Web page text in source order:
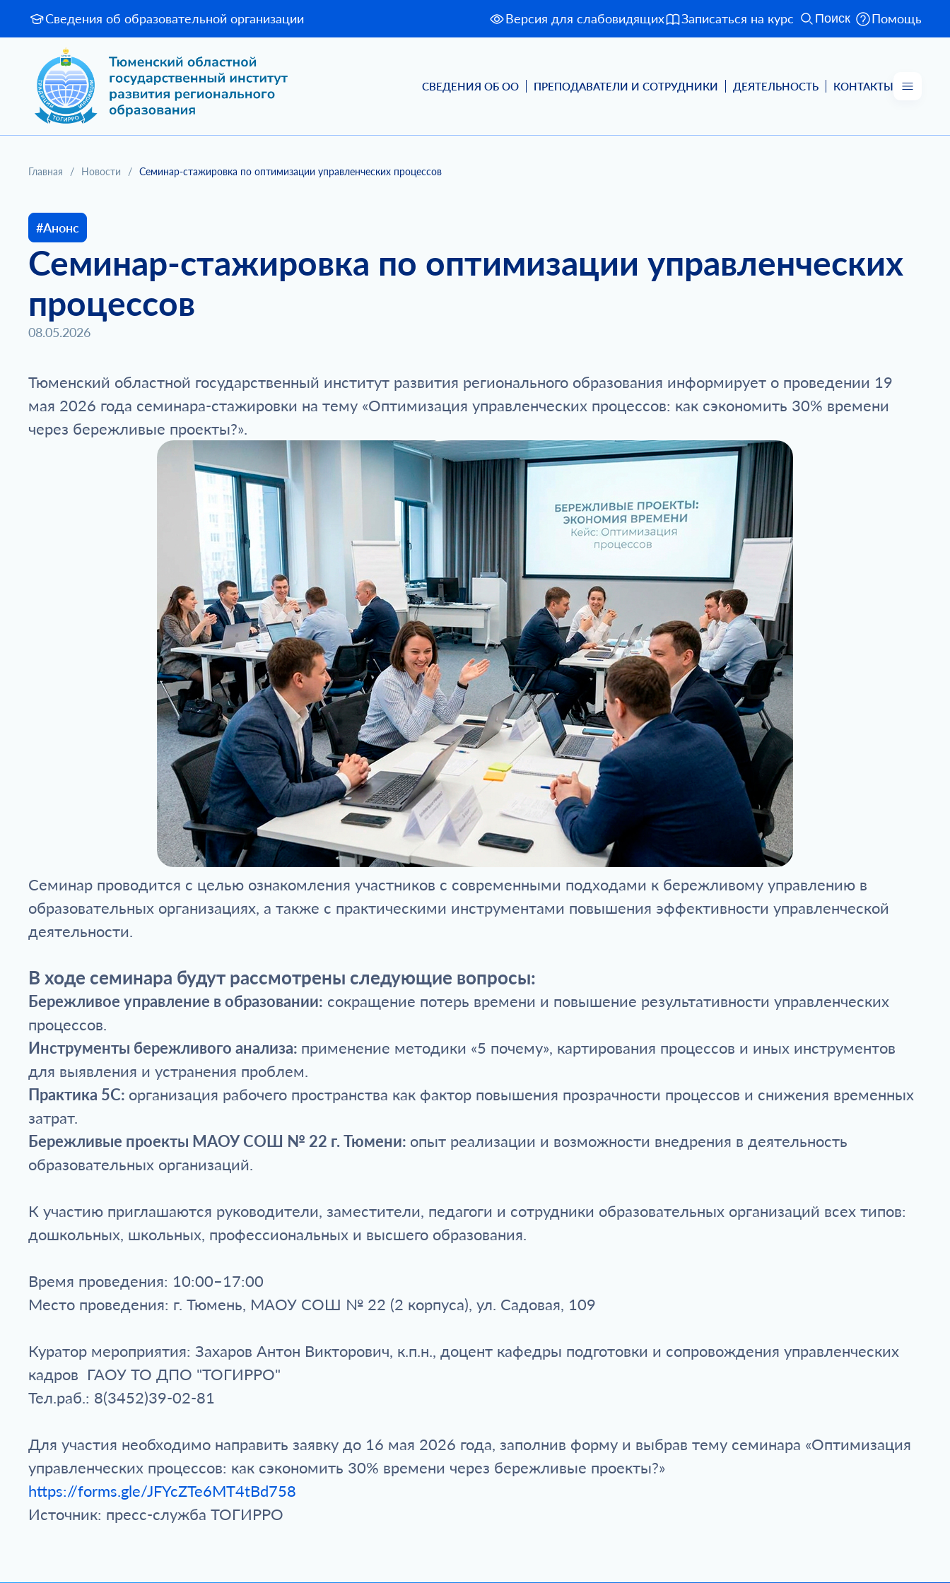
Версия для слабовидящих Помощь
Записаться на курс Поиск
Сведения об образовательной организации
СВЕДЕНИЯ ОБ ОО ПРЕПОДАВАТЕЛИ И СОТРУДНИКИ ДЕЯТЕЛЬНОСТЬ КОНТАКТЫ
Главная / Новости / Семинар-стажировка по оптимизации управленческих процессов
#Анонс
Семинар-стажировка по оптимизации управленческих
процессов
08.05.2026
Тюменский областной государственный институт развития регионального образования информирует о проведении 19
мая 2026 года семинара-стажировки на тему «Оптимизация управленческих процессов: как сэкономить 30% времени
через бережливые проекты?».
Семинар проводится с целью ознакомления участников с современными подходами к бережливому управлению в
образовательных организациях, а также с практическими инструментами повышения эффективности управленческой
деятельности.
В ходе семинара будут рассмотрены следующие вопросы:
Бережливое управление в образовании: сокращение потерь времени и повышение результативности управленческих
процессов.
Инструменты бережливого анализа: применение методики «5 почему», картирования процессов и иных инструментов
для выявления и устранения проблем.
Практика 5С: организация рабочего пространства как фактор повышения прозрачности процессов и снижения временных
затрат.
Бережливые проекты МАОУ СОШ № 22 г. Тюмени: опыт реализации и возможности внедрения в деятельность
образовательных организаций.
К участию приглашаются руководители, заместители, педагоги и сотрудники образовательных организаций всех типов:
дошкольных, школьных, профессиональных и высшего образования.
Время проведения: 10:00–17:00
Место проведения: г. Тюмень, МАОУ СОШ № 22 (2 корпуса), ул. Садовая, 109
Куратор мероприятия: Захаров Антон Викторович, к.п.н., доцент кафедры подготовки и сопровождения управленческих
кадров ГАОУ ТО ДПО "ТОГИРРО"
Тел.раб.: 8(3452)39-02-81
Для участия необходимо направить заявку до 16 мая 2026 года, заполнив форму и выбрав тему семинара «Оптимизация
управленческих процессов: как сэкономить 30% времени через бережливые проекты?»
https://forms.gle/JFYcZTe6MT4tBd758
Источник: пресс-служба ТОГИРРО